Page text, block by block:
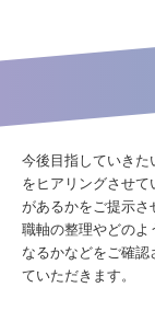
今後目指していきた
をヒアリングさせ
があるかをご提示さ
職軸の整理やどのよ
なるかなどをご確
ていただきます。